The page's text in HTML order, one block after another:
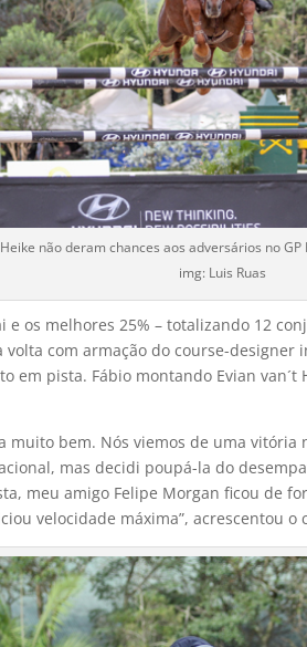
Heike não deram chances aos adversários no
img: Luis Ruas
e os melhores 25% – totalizando 12
com armação do course-
em pista. Fábio montando Evian
muito bem. Nós viemos de uma
mas decidi poupá-la do
meu amigo Felipe Morgan ficou de
velocidade máxima”, acrescentou o